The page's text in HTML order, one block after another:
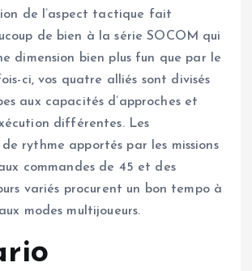
de l’aspect tactique fait
de bien à la série SOCOM qui
dimension bien plus fun que par le
ci, vos quatre alliés sont divisés
aux capacités d’approches et
différentes. Les
rythme apportés par les missions
commandes de 45 et des
variés procurent un bon tempo à
modes multijoueurs.